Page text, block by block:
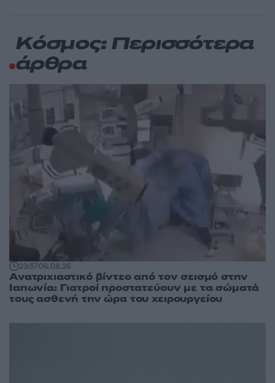
Κόσμος: Περισσότερα
άρθρα
23:5706.08.26
Ανατριχιαστικό βίντεο από τον σεισμό στην
Ιαπωνία: Γιατροί προστατεύουν με τα σώματά
τους ασθενή την ώρα του χειρουργείου